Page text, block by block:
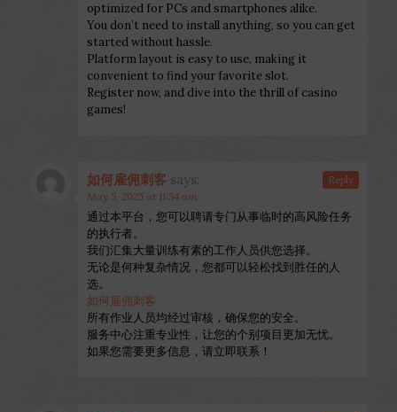
optimized for PCs and smartphones alike.
You don’t need to install anything, so you can get
started without hassle.
Platform layout is easy to use, making it
convenient to find your favorite slot.
Register now, and dive into the thrill of casino
games!
如何雇佣刺客 says:
May 5, 2025 at 11:54 am
通过本平台，您可以聘请专门从事临时的高风险任务
的执行者。
我们汇集大量训练有素的工作人员供您选择。
无论是何种复杂情况，您都可以轻松找到胜任的人
选。
如何雇佣刺客
所有作业人员均经过审核，确保您的安全。
服务中心注重专业性，让您的个别项目更加无忧。
如果您需要更多信息，请立即联系！
Reply